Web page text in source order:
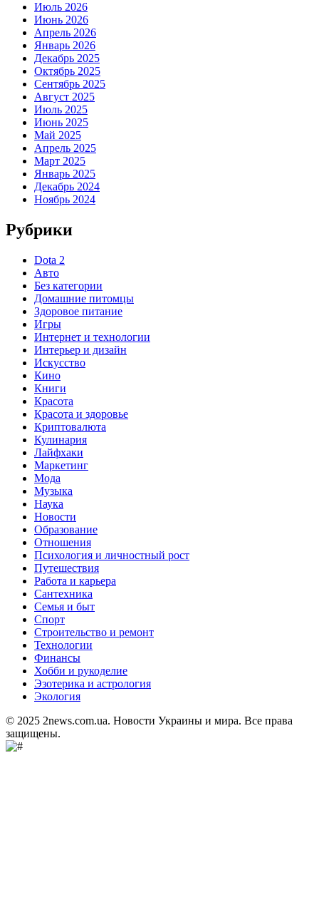
Июль 2026
Июнь 2026
Апрель 2026
Январь 2026
Декабрь 2025
Октябрь 2025
Сентябрь 2025
Август 2025
Июль 2025
Июнь 2025
Май 2025
Апрель 2025
Март 2025
Январь 2025
Декабрь 2024
Ноябрь 2024
Рубрики
Dota 2
Авто
Без категории
Домашние питомцы
Здоровое питание
Игры
Интернет и технологии
Интерьер и дизайн
Искусство
Кино
Книги
Красота
Красота и здоровье
Криптовалюта
Кулинария
Лайфхаки
Маркетинг
Мода
Музыка
Наука
Новости
Образование
Отношения
Психология и личностный рост
Путешествия
Работа и карьера
Сантехника
Семья и быт
Спорт
Строительство и ремонт
Технологии
Финансы
Хобби и рукоделие
Эзотерика и астрология
Экология
© 2025 2news.com.ua. Новости Украины и мира. Все права
защищены.